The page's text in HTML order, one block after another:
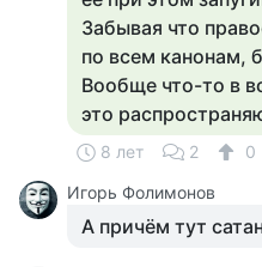
Забывая что
по всем канонам,
Вообще что-то в
это
8 лет 2
0
Игорь Фолимонов
А причём тут